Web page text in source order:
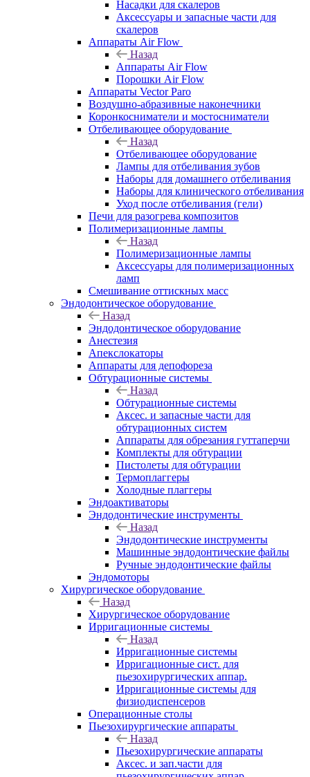
Насадки для скалеров
Аксессуары и запасные части для
скалеров
Аппараты Air Flow
Назад
Аппараты Air Flow
Порошки Air Flow
Аппараты Vector Paro
Воздушно-абразивные наконечники
Коронкосниматели и мостосниматели
Отбеливающее оборудование
Назад
Отбеливающее оборудование
Лампы для отбеливания зубов
Наборы для домашнего отбеливания
Наборы для клинического отбеливания
Уход после отбеливания (гели)
Печи для разогрева композитов
Полимеризационные лампы
Назад
Полимеризационные лампы
Аксессуары для полимеризационных
ламп
Смешивание оттискных масс
Эндодонтическое оборудование
Назад
Эндодонтическое оборудование
Анестезия
Апекслокаторы
Аппараты для депофореза
Обтурационные системы
Назад
Обтурационные системы
Аксес. и запасные части для
обтурационных систем
Аппараты для обрезания гуттаперчи
Комплекты для обтурации
Пистолеты для обтурации
Термоплаггеры
Холодные плаггеры
Эндоактиваторы
Эндодонтические инструменты
Назад
Эндодонтические инструменты
Машинные эндодонтические файлы
Ручные эндодонтические файлы
Эндомоторы
Хирургическое оборудование
Назад
Хирургическое оборудование
Ирригационные системы
Назад
Ирригационные системы
Ирригационные сист. для
пьезохирургических аппар.
Ирригационные системы для
физиодиспенсеров
Операционные столы
Пьезохирургические аппараты
Назад
Пьезохирургические аппараты
Аксес. и зап.части для